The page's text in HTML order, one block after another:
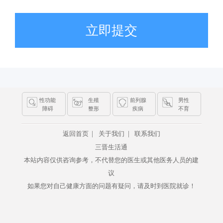
立即提交
性功能
障碍
生殖
整形
前列腺
疾病
男性
不育
返回首页 | 关于我们 |
联系我们
三晋生活通
本站内容仅供咨询参考，不代替您的医生或其他医务人员的建
议
如果您对自己健康方面的问题有疑问，请及时到医院就诊！